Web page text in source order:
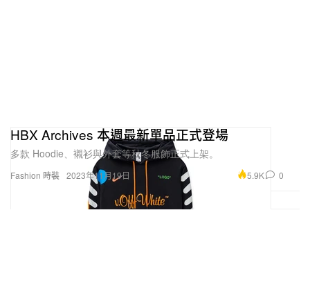
Fashion 時裝
HBX Archives 本週最新單品正式登場
多款 Hoodie、襯衫與外套等秋冬服飾正式上架。
2023年11月19日 5.9K 0